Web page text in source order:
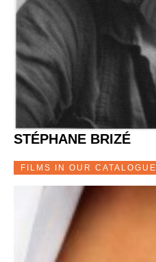
STÉPHANE BRIZÉ
FILMS IN OUR CATALOGUE